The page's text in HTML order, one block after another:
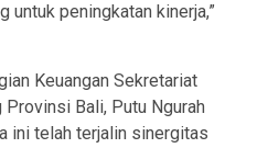
untuk peningkatan kinerja,”
Keuangan Sekretariat
Provinsi Bali, Putu Ngurah
ini telah terjalin sinergitas